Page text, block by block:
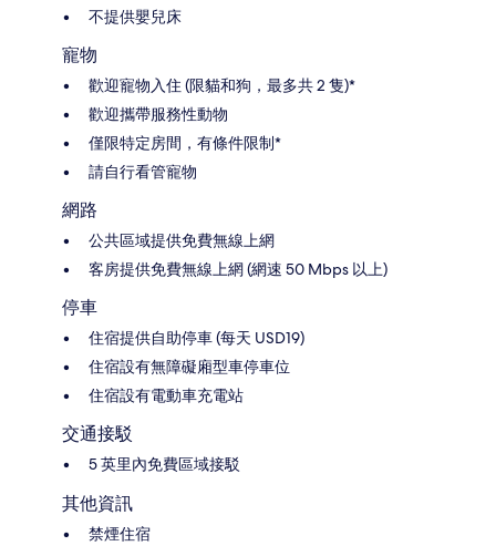
不提供嬰兒床
寵物
歡迎寵物入住 (限貓和狗，最多共 2 隻)*
歡迎攜帶服務性動物
僅限特定房間，有條件限制*
請自行看管寵物
網路
公共區域提供免費無線上網
客房提供免費無線上網 (網速 50 Mbps 以上)
停車
住宿提供自助停車 (每天 USD19)
住宿設有無障礙廂型車停車位
住宿設有電動車充電站
交通接駁
5 英里內免費區域接駁
其他資訊
禁煙住宿